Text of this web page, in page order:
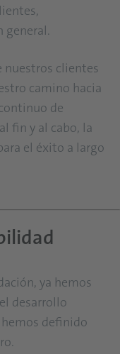
general.
nuestros clientes
camino hacia
de
fin y al cabo, la
el éxito a largo
ya hemos
desarrollo
definido